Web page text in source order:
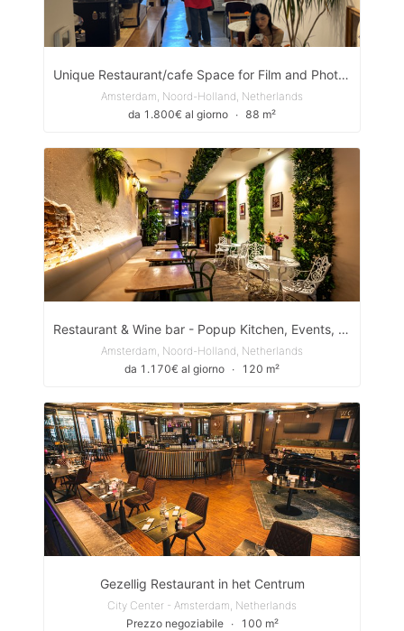
Unique Restaurant/cafe Space for Film and Photo Shoots in the Heart of Amsterdam
Amsterdam, Noord-Holland, Netherlands
da 1.800€ al giorno ∙ 88 m²
Restaurant & Wine bar - Popup Kitchen, Events, Filming
Amsterdam, Noord-Holland, Netherlands
da 1.170€ al giorno ∙ 120 m²
Gezellig Restaurant in het Centrum
City Center - Amsterdam, Netherlands
Prezzo negoziabile
∙ 100 m²